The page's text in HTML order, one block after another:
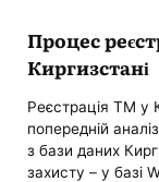
Процес
Киргизстані
Реєстрація ТМ у
попередній
з бази даних
захисту – у базі